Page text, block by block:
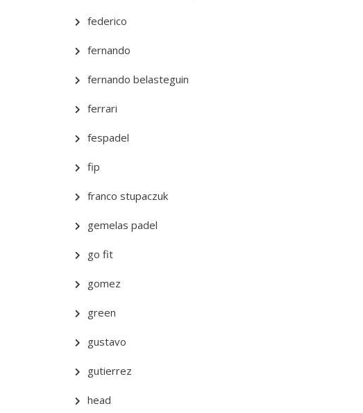
federico
fernando
fernando belasteguin
ferrari
fespadel
fip
franco stupaczuk
gemelas padel
go fit
gomez
green
gustavo
gutierrez
head